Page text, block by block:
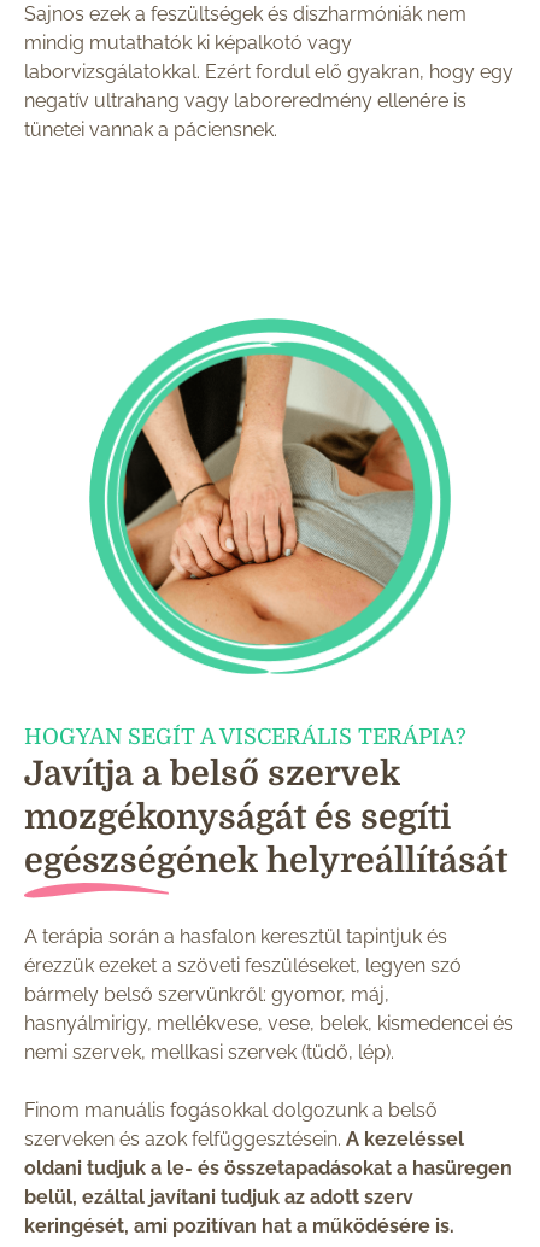
Sajnos ezek a feszültségek és diszharmóniák nem
mindig mutathatók ki képalkotó vagy
laborvizsgálatokkal. Ezért fordul elő gyakran, hogy egy
negatív ultrahang vagy laboreredmény ellenére is
tünetei vannak a páciensnek.
HOGYAN SEGÍT A VISCERÁLIS TERÁPIA?
Javítja a belső szervek
mozgékonyságát és segíti
egészségének helyreállítását
A terápia során a hasfalon keresztül tapintjuk és
érezzük ezeket a szöveti feszüléseket, legyen szó
bármely belső szervünkről: gyomor, máj,
hasnyálmirigy, mellékvese, vese, belek, kismedencei és
nemi szervek, mellkasi szervek (tüdő, lép).
Finom manuális fogásokkal dolgozunk a belső
szerveken és azok felfüggesztésein. A kezeléssel
oldani tudjuk a le- és összetapadásokat a hasüregen
belül, ezáltal javítani tudjuk az adott szerv
keringését, ami pozitívan hat a működésére is.